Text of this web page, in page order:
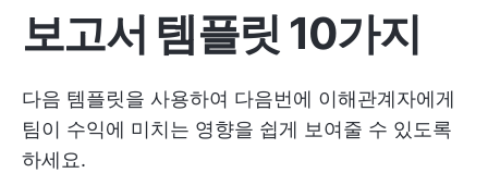
보고서 템플릿 10가지
다음 템플릿을 사용하여 다음번에 이해관계자에게
팀이 수익에 미치는 영향을 쉽게 보여줄 수 있도록
하세요.